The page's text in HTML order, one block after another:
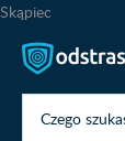
Skąpiec